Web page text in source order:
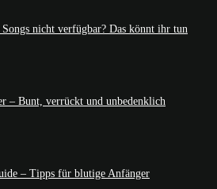
Songs nicht verfügbar? Das könnt ihr tun
– Bunt, verrückt und unbedenklich
– Tipps für blutige Anfänger